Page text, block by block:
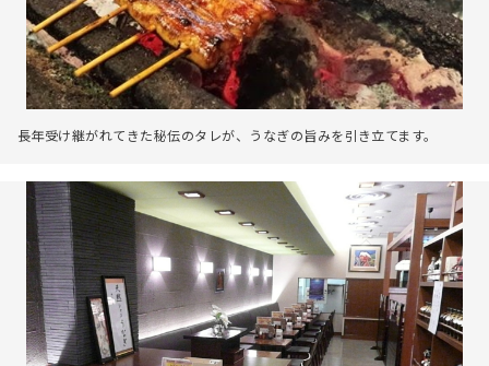
長年受け継がれてきた秘伝のタレが、うなぎの旨みを引き立てます。